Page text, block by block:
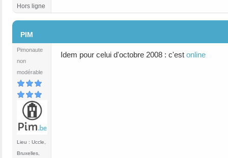
Hors ligne
PIM
Pimonaute
non
modérable
Lieu : Uccle,
Bruxelles,
Idem pour celui d'octobre 2008 : c'est online